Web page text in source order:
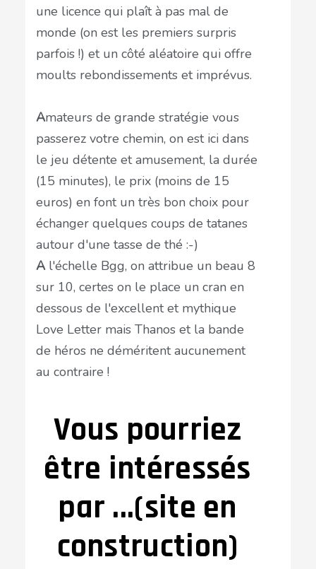
une licence qui plaît à pas mal de
monde (on est les premiers surpris
parfois !) et un côté aléatoire qui offre
moults rebondissements et imprévus.
Amateurs de grande stratégie vous
passerez votre chemin, on est ici dans
le jeu détente et amusement, la durée
(15 minutes), le prix (moins de 15
euros) en font un très bon choix pour
échanger quelques coups de tatanes
autour d'une tasse de thé :-)
Al'échelle Bgg, on attribue un beau 8
sur 10, certes on le place un cran en
dessous de l'excellent et mythique
Love Letter mais Thanos et la bande
de héros ne déméritent aucunement
au contraire !
Vous pourriez
être intéressés
par ...(site en
construction)